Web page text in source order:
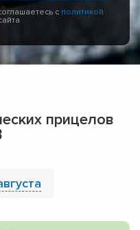
с политикой
прицелов